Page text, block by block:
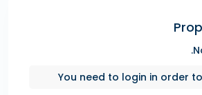
You need to login in order